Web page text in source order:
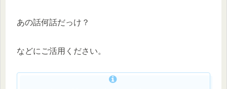
あの話何話だっけ？
などにご活用ください。